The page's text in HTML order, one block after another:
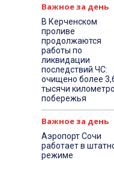
Важное за день
В Керченском
проливе
продолжаются
работы по
ликвидации
последствий ЧС:
очищено более
тысячи
побережья
Важное за день
Аэропорт Сочи
работает в
режиме